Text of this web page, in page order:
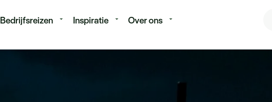
Bedrijfsreizen Inspiratie Over ons